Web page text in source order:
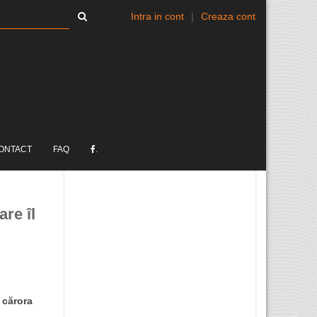
Intra in cont | Creaza cont
FAQ .
îl